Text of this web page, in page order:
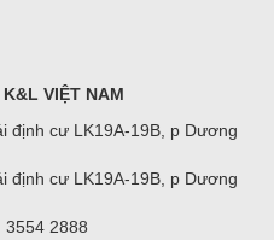
VIỆT NAM
định cư LK19A-19B, p Dương
định cư LK19A-19B, p Dương
3554 2888